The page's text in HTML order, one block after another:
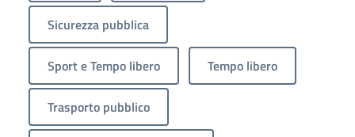
Sicurezza pubblica
Sport e Tempo libero Tempo libero
Trasporto pubblico